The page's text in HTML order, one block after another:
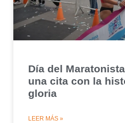
Día del
una cita con la
gloria
LEER MÁS »